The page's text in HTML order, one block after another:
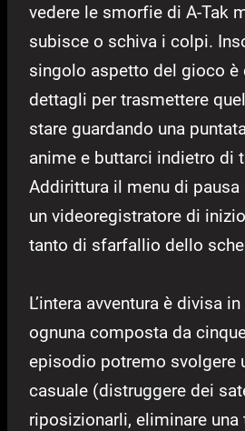
vedere le smorfie di A-Tak
subisce o schiva i colpi.
singolo aspetto del gioco è
dettagli per trasmettere
stare guardando una
anime e buttarci indietro di
Addirittura il menu di
un videoregistratore di
tanto di sfarfallio dello
L’intera avventura è divisa
ognuna composta da
episodio potremo svolgere
casuale (distruggere dei
riposizionarli, eliminare una